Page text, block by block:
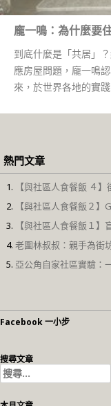
龐一鳴：為什麼要
到底什麼是「共居」
應房屋問題，龐一鳴
來，於世界各地的實踐
熱門文章
【與社區人食餐飯 ４
【與社區人食餐飯２
【與社區人食餐飯１
老圍林叔叔：親手為街
亞公角自家社區實驗：
Facebook 一小步
搜尋文章
搜
尋
關